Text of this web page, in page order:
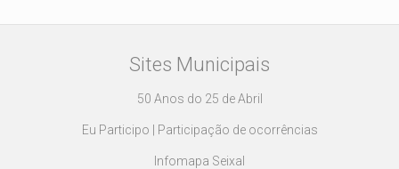
Sites Municipais
50 Anos do 25 de Abril
Eu Participo | Participação de ocorrências
Infomapa Seixal